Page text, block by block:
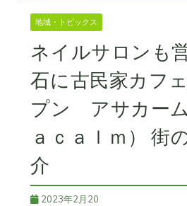
地域・トピックス
ネイルサロンも
石に古民家カフ
プン アサカー
ａｃａｌｍ） 街
介
2023年2月20